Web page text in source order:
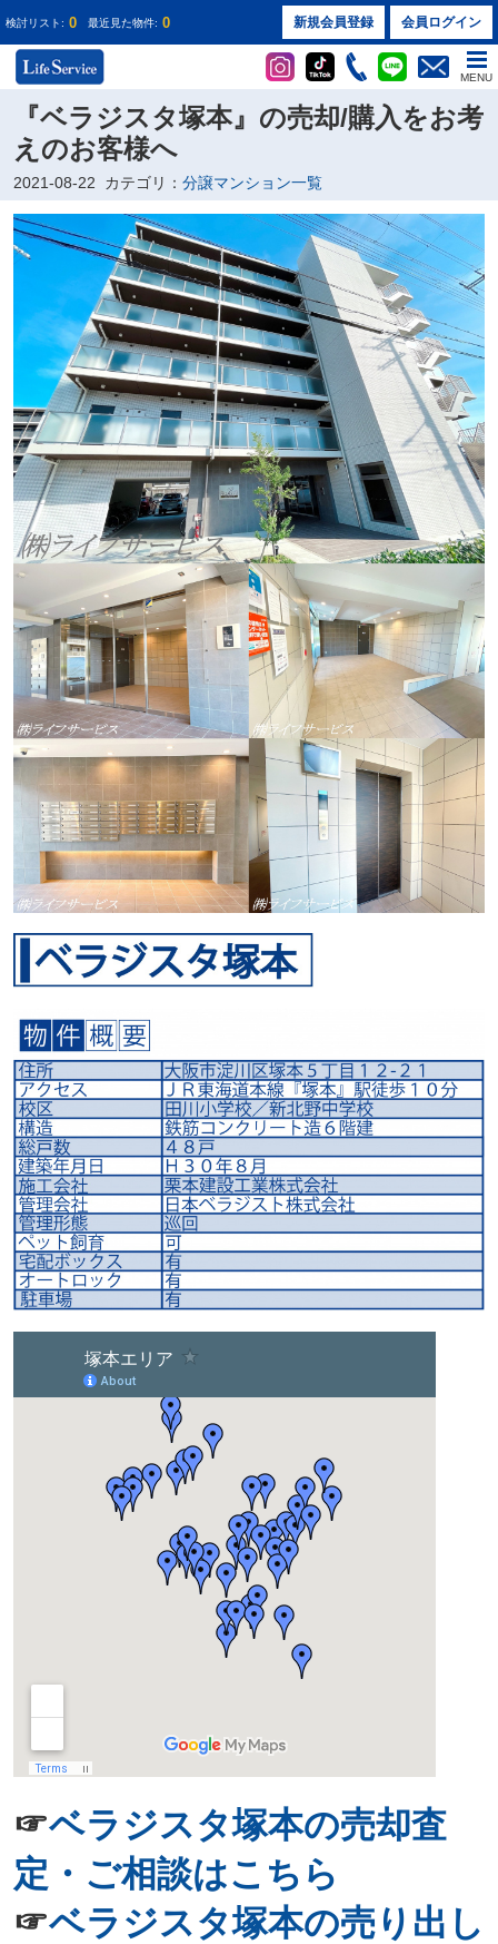
検討リスト: 0 最近見た物件: 0 新規会員登録 会員ログイン
MENU
『ベラジスタ塚本』の売却/購入をお考
えのお客様へ
2021-08-22 カテゴリ： 分譲マンション一覧
☞ベラジスタ塚本の売却査
定・ご相談はこちら
☞ベラジスタ塚本の売り出し